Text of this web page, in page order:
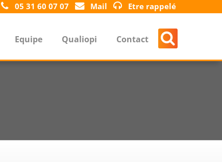
05 31 60 07 07 Mail Etre rappelé
Equipe Qualiopi Contact